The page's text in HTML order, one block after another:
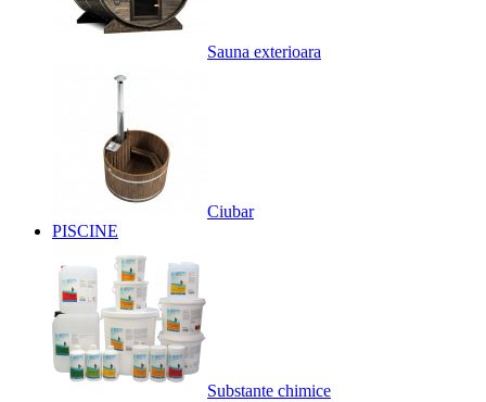
Sauna exterioara
Ciubar
PISCINE
Substante chimice